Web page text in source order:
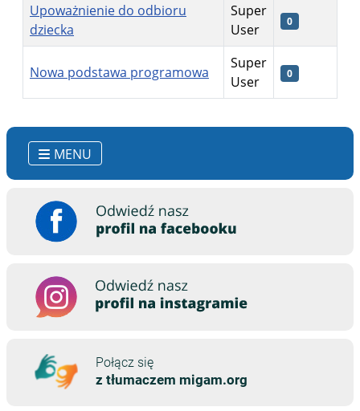
MENU
Upoważnienie do odbioru
dziecka
Super
User
0
Nowa podstawa programowa
Super
User
0